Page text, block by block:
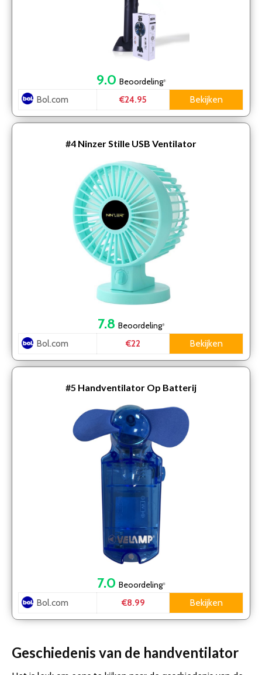
9.0 Beoordeling*
Bol.com €24.95 Bekijken
#4 Ninzer Stille USB Ventilator
7.8 Beoordeling*
Bol.com €22 Bekijken
#5 Handventilator Op Batterij
7.0 Beoordeling*
Bol.com €8.99 Bekijken
Geschiedenis van de handventilator